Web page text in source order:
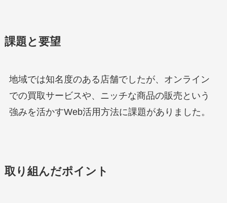
課題と要望
地域では知名度のある店舗でしたが、オンライン
での買取サービスや、ニッチな商品の販売という
強みを活かすWeb活用方法に課題がありました。
取り組んだポイント